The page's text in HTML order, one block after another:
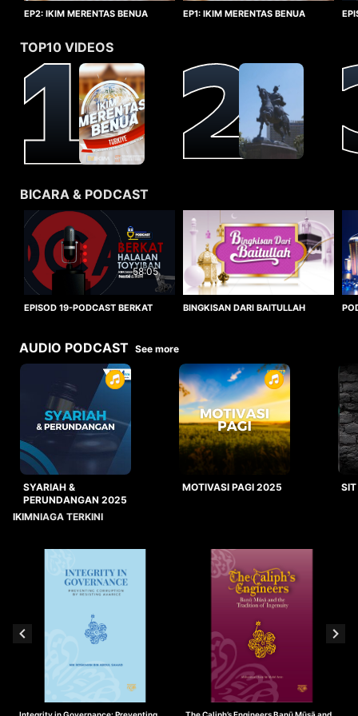
EP2: IKIM MERENTAS BENUA
EP1: IKIM MERENTAS BENUA
TOP10 VIDEOS
BICARA & PODCAST
58:05
EPISOD 19-PODCAST BERKAT
BINGKISAN DARI BAITULLAH
AUDIO PODCAST See more
SYARIAH &
PERUNDANGAN 2025
MOTIVASI PAGI 2025
IKIMNIAGA TERKINI